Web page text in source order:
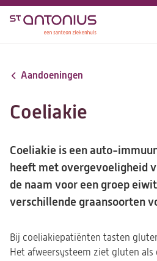
Overslaan
inhoud
Aandoeningen
Coeliakie
Coeliakie is een auto-
heeft met overgevoeligheid
de naam voor een groep
verschillende graansoorten
Bij coeliakiepatiënten tasten
Het afweersysteem ziet gluten als